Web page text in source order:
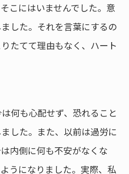
こにはいませんでした。意
した。それを言葉にするの
たてて理由もなく、ハート
何も心配せず、恐れること
した。また、以前は過労に
内側に何も不安がなくな
うになりました。実際、私